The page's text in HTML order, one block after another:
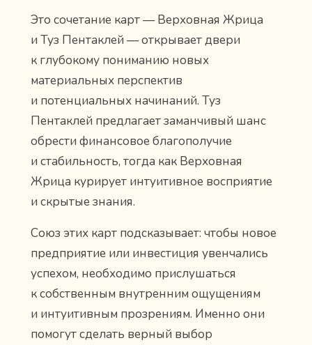
Это сочетание карт — Верховная Жрица
и Туз Пентаклей — открывает двери
к глубокому пониманию новых
материальных перспектив
и потенциальных начинаний. Туз
Пентаклей предлагает заманчивый шанс
обрести финансовое благополучие
и стабильность, тогда как Верховная
Жрица курирует интуитивное восприятие
и скрытые знания.
Союз этих карт подсказывает: чтобы новое
предприятие или инвестиция увенчались
успехом, необходимо прислушаться
к собственным внутренним ощущениям
и интуитивным прозрениям. Именно они
помогут сделать верный выбор